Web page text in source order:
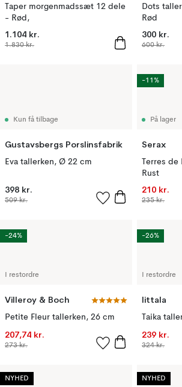
Taper morgenmadssæt 12 dele
- Rød,
1.104 kr.
1.830 kr.
Dots
Rød
300 kr.
600 kr.
Kun få tilbage
Gustavsbergs Porslinsfabrik
Eva tallerken, Ø 22 cm
398 kr.
509 kr.
På lager
Serax
Terres de
Rust
210 kr.
235 kr.
-11%
I restordre
Villeroy & Boch
Petite Fleur tallerken, 26 cm
207,74 kr.
273 kr.
-24%
I restordre
Iittala
Taika
239 kr.
324 kr.
-26%
NYHED NYHED